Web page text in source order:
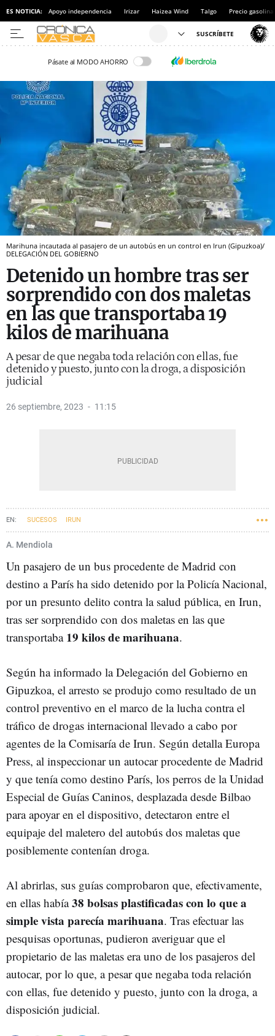
ES NOTICIA: Apoyo independencia Irizar Haizea Wind Talgo Precio gasolina
Pásate al MODO AHORRO
Marihuna incautada al pasajero de un autobús en un control en Irun (Gipuzkoa)/
DELEGACIÓN DEL GOBIERNO
Detenido un hombre tras ser
sorprendido con dos maletas
en las que transportaba 19
kilos de marihuana
A pesar de que negaba toda relación con ellas, fue
detenido y puesto, junto con la droga, a disposición
judicial
26 septiembre, 2023 11:15
SUCESOS IRUN
A. Mendiola
Un pasajero de un bus procedente de Madrid con
destino a París ha sido detenido por la Policía Nacional,
por un presunto delito contra la salud pública, en Irun,
tras ser sorprendido con dos maletas en las que
transportaba 19 kilos de marihuana.
Según ha informado la Delegación del Gobierno en
Gipuzkoa, el arresto se produjo como resultado de un
control preventivo en el marco de la lucha contra el
tráfico de drogas internacional llevado a cabo por
agentes de la Comisaría de Irun. Según detalla Europa
Press, al inspeccionar un autocar procedente de Madrid
y que tenía como destino París, los perros de la Unidad
Especial de Guías Caninos, desplazada desde Bilbao
para apoyar en el dispositivo, detectaron entre el
equipaje del maletero del autobús dos maletas que
posiblemente contenían droga.
Al abrirlas, sus guías comprobaron que, efectivamente,
en ellas había38 bolsas plastificadas con lo que a
simple vista parecía marihuana. Tras efectuar las
pesquisas oportunas, pudieron averiguar que el
propietario de las maletas era uno de los pasajeros del
autocar, por lo que, a pesar que negaba toda relación
con ellas, fue detenido y puesto, junto con la droga, a
disposición judicial.